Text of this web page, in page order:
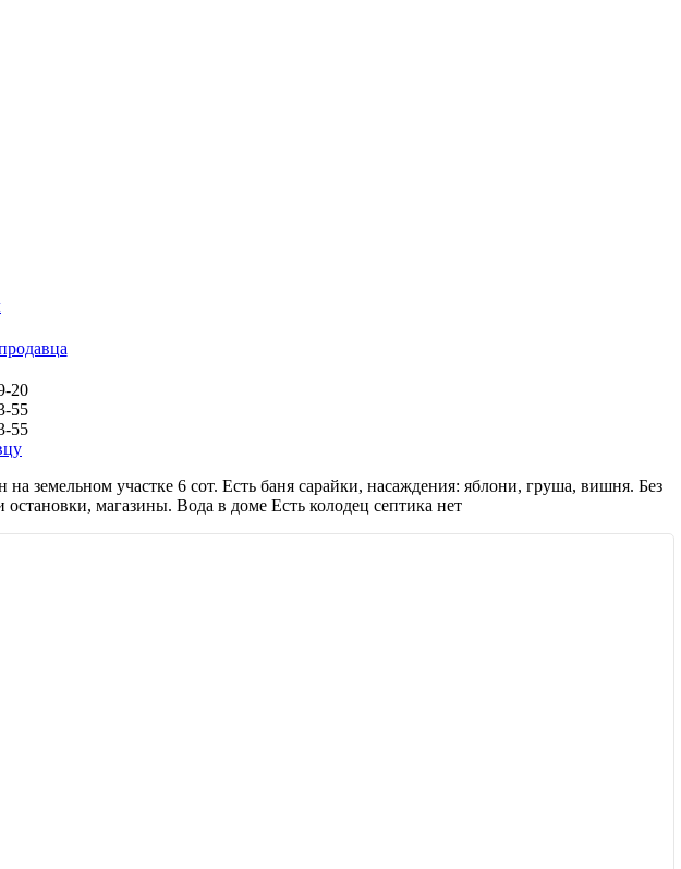
20
55
55
участке 6 сот. Есть баня сарайки, насаждения: яблони, груша, вишня. Без
магазины. Вода в доме Есть колодец септика нет